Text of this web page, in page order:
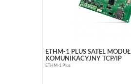
ETHM-1 PLUS SATEL MODUŁ
KOMUNIKACYJNY TCP/IP
ETHM-1 Plus